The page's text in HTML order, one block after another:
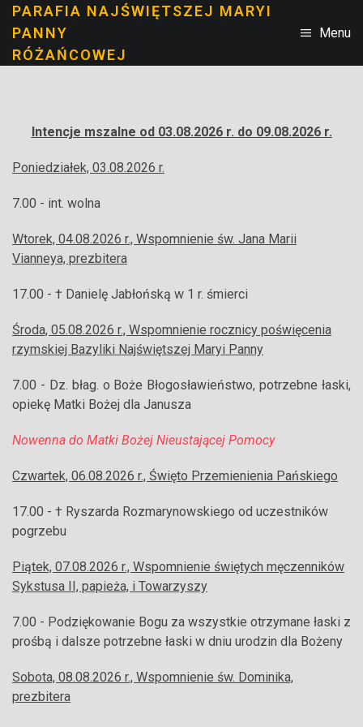
PARAFIA NAJŚWIĘTSZEJ MARYI
PANNY
RÓŻAŃCOWEJ
Menu
Intencje mszalne od 03.08.2026 r. do 09.08.2026 r.
Poniedziałek, 03.08.2026 r.
7.00 - int. wolna
Wtorek, 04.08.2026 r., Wspomnienie św. Jana Marii
Vianneya, prezbitera
17.00 - † Danielę Jabłońską w 1 r. śmierci
Środa, 05.08.2026 r., Wspomnienie rocznicy poświęcenia
rzymskiej Bazyliki Najświętszej Maryi Panny
7.00 - Dz. błag. o Boże Błogosławieństwo, potrzebne łaski,
opiekę Matki Bożej dla Janusza
Nowenna do Matki Bożej Nieustającej Pomocy
Czwartek, 06.08.2026 r., Święto Przemienienia Pańskiego
17.00 - † Ryszarda Rozmarynowskiego od uczestników
pogrzebu
Piątek, 07.08.2026 r., Wspomnienie świętych męczenników
Sykstusa II, papieża, i Towarzyszy
7.00 - Podziękowanie Bogu za wszystkie otrzymane łaski z
prośbą i dalsze potrzebne łaski w dniu urodzin dla Bożeny
Sobota, 08.08.2026 r., Wspomnienie św. Dominika,
prezbitera